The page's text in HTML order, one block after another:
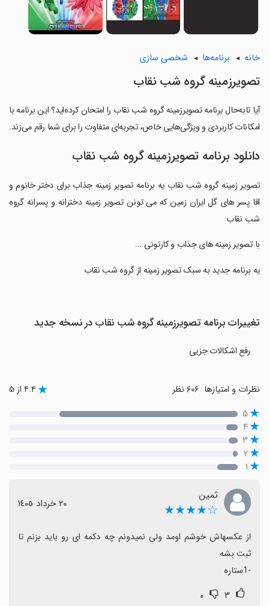
خانه برنامه‌ها شخصی سازی
تصویرزمینه گروه شب نقاب
آیا تابه‌حال برنامه تصویرزمینه گروه شب نقاب را امتحان کرده‌اید؟ این برنامه با
امکانات کاربردی و ویژگی‌هایی خاص، تجربه‌ای متفاوت را برای شما رقم می‌زند.
دانلود برنامه تصویرزمینه گروه شب نقاب
‏‏تصویر زمینه گروه شب نقاب یه برنامه تصویر زمینه جذاب برای دختر خانوم و
اقا پسر های گل ایران زمین که می تونن تصویر زمینه دخترانه و پسرانه گروه
شب نقاب
‏با تصویر زمینه های جذاب و کارتونی ...
‏یه برنامه جدید به سبک تصویر زمینه از گروه شب نقاب
تغییرات برنامه تصویرزمینه گروه شب نقاب در نسخه جدید
رفع اشکالات جزیی
نظرات و امتیازها ۴.۴ از ۵
۵
۴
۳
۲
۱
ثمین
☆★★★★ ٢٠ خرداد ١٤٠٥
-1ستاره
۳ ۰